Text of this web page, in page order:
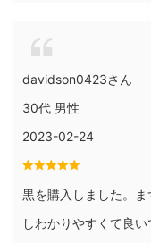
davidson0423さん
30代 男性
2023-02-24
黒を購入しました。
しわかりやすくて良